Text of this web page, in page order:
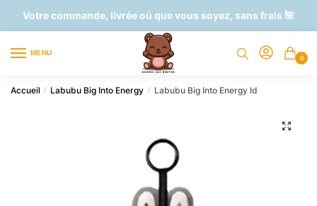
Votre commande, livrée où que vous soyez, sans frais 🌺
MENU
0
Accueil / Labubu Big Into Energy / Labubu Big Into Energy Id
🔍